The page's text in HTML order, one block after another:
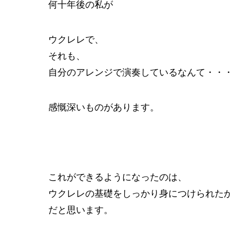
何十年後の私が
ウクレレで、
それも、
自分のアレンジで演奏しているなんて・・
感慨深いものがあります。
これができるようになったのは、
ウクレレの基礎をしっかり身につけられた
だと思います。